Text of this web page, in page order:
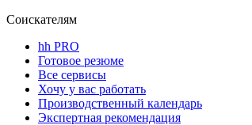
Соискателям
hh PRO
Готовое резюме
Все сервисы
Хочу у вас работать
Производственный календарь
Экспертная рекомендация